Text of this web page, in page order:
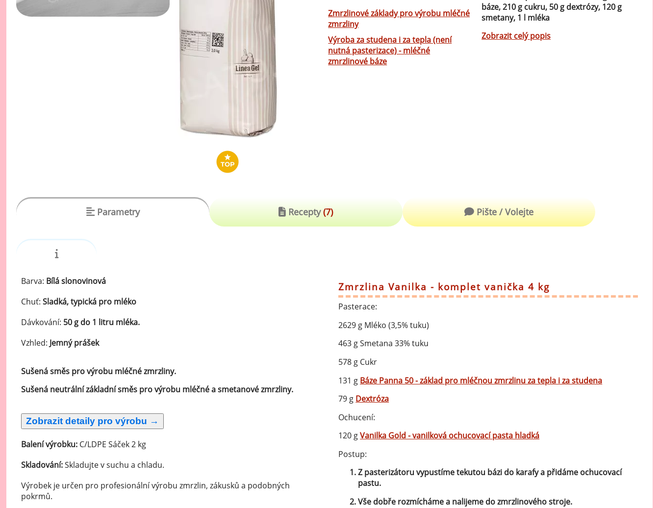
Arašídové ochucovací pasty
Kokosové ochucovací pasty
Mátové ochucovací pasty
Sušenkové ochucovací pasty
výrobu kvalitní zmrzliny
Ochucovací sušené ingredience
Ovocné pyré - 100% rozmixované
zralé ovoce
Doplňkové ingredience
Posypy pro dekoraci
Hotové roztíratelné krémy
Cukrářské polevy
Základy na dezerty
Ochucovací sušené ingredience
Ovocné náplně Farcitury
Zmrzlinové základy pro výrobu mléčné
zmrzliny
Výroba za studena i za tepla (není
nutná pasterizace) - mléčné
zmrzlinové báze
báze, 210 g cukru, 50 g dextrózy, 120 g
smetany, 1 l mléka
Zobrazit celý popis
Parametry Recepty(7) Pište / Volejte
Barva: Bílá slonovinová
Chuť:Sladká, typická pro mléko
Dávkování: 50 g do 1 litru mléka.
Vzhled: Jemný prášek
Sušená směs pro výrobu mléčné zmrzliny.
Sušená neutrální základní směs pro výrobu mléčné a smetanové zmrzliny.
Balení výrobku: C/LDPE Sáček 2 kg
Skladování:Skladujte v suchu a chladu.
Výrobek je určen pro profesionální výrobu zmrzlin, zákusků a podobných
pokrmů.
Zmrzlina Vanilka - komplet vanička 4 kg
Pasterace:
2629 g Mléko (3,5% tuku)
463 g Smetana 33% tuku
578 g Cukr
131 g Báze Panna 50 - základ pro mléčnou zmrzlinu za tepla i za studena
79 g Dextróza
Ochucení:
120 gVanilka Gold - vanilková ochucovací pasta hladká
Postup:
Z pasterizátoru vypustíme tekutou bázi do karafy a přidáme ochucovací
pastu.
Vše dobře rozmícháme a nalijeme do zmrzlinového stroje.